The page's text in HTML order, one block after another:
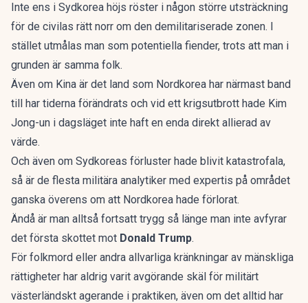
Inte ens i Sydkorea höjs röster i någon större utsträckning
för de civilas rätt norr om den demilitariserade zonen. I
stället utmålas man som potentiella fiender, trots att man i
grunden är samma folk.
Även om Kina är det land som Nordkorea har närmast band
till har tiderna förändrats och vid ett krigsutbrott hade Kim
Jong-un i dagsläget inte haft en enda direkt allierad av
värde.
Och även om Sydkoreas förluster hade blivit katastrofala,
så är de flesta militära analytiker med expertis på området
ganska överens om att Nordkorea hade förlorat.
Ändå är man alltså fortsatt trygg så länge man inte avfyrar
det första skottet mot Donald Trump.
För folkmord eller andra allvarliga kränkningar av mänskliga
rättigheter har aldrig varit avgörande skäl för militärt
västerländskt agerande i praktiken, även om det alltid har